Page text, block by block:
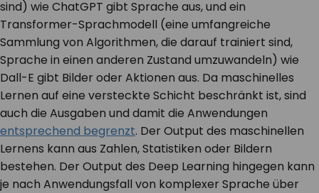
sind) wie ChatGPT gibt Sprache aus, und ein
Transformer-Sprachmodell (eine umfangreiche
Sammlung von Algorithmen, die darauf trainiert sind,
Sprache in einen anderen Zustand umzuwandeln) wie
Dall-E gibt Bilder oder Aktionen aus. Da maschinelles
Lernen auf eine versteckte Schicht beschränkt ist, sind
auch die Ausgaben und damit die Anwendungen
entsprechend begrenzt. Der Output des maschinellen
Lernens kann aus Zahlen, Statistiken oder Bildern
bestehen. Der Output des Deep Learning hingegen kann
je nach Anwendungsfall von komplexer Sprache über